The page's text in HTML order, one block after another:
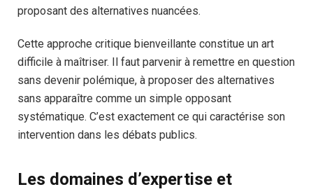
proposant des alternatives nuancées.
Cette approche critique bienveillante constitue un art
difficile à maîtriser. Il faut parvenir à remettre en question
sans devenir polémique, à proposer des alternatives
sans apparaître comme un simple opposant
systématique. C’est exactement ce qui caractérise son
intervention dans les débats publics.
Les domaines d’expertise et